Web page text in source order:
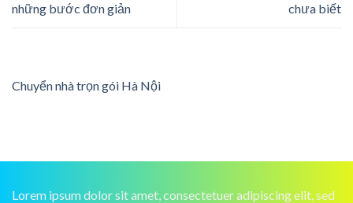
những bước đơn giản
chưa biết
Chuyển nhà trọn gói Hà Nội
Lorem ipsum dolor sit amet, consectetuer adipiscing elit, sed